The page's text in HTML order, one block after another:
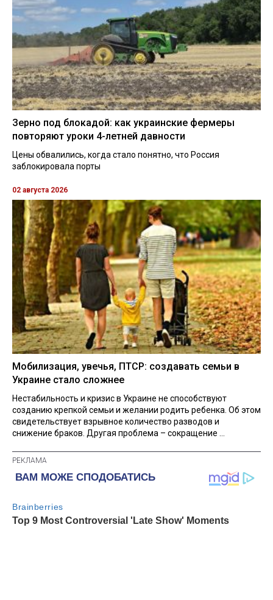
Зерно под блокадой: как украинские фермеры
повторяют уроки 4-летней давности
Цены обвалились, когда стало понятно, что Россия
заблокировала порты
02 августа 2026
Мобилизация, увечья, ПТСР: создавать семьи в
Украине стало сложнее
Нестабильность и кризис в Украине не способствуют
созданию крепкой семьи и желании родить ребенка. Об этом
свидетельствует взрывное количество разводов и
снижение браков. Другая проблема – сокращение ...